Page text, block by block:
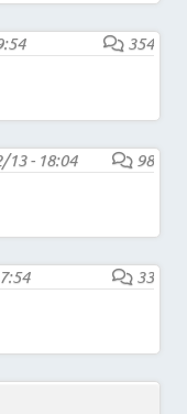
354
13 - 18:04
98
33